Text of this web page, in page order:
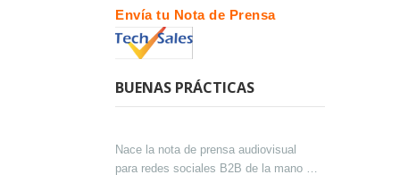
Envía tu Nota de Prensa
BUENAS PRÁCTICAS
Nace la nota de prensa audiovisual
para redes sociales B2B de la mano de